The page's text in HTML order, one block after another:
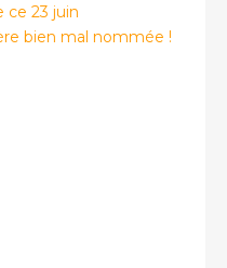
ce 23 juin
bien mal nommée !